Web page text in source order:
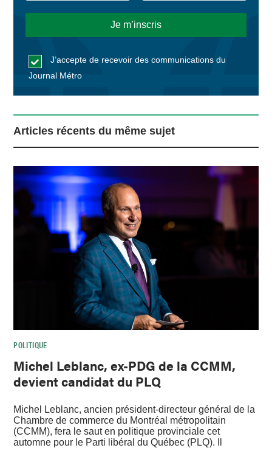
J’accepte de recevoir des communications du
Journal Métro
Articles récents du même sujet
POLITIQUE
Michel Leblanc, ex-PDG de la CCMM,
devient candidat du PLQ
Michel Leblanc, ancien président-directeur général de la
Chambre de commerce du Montréal métropolitain
(CCMM), fera le saut en politique provinciale cet
automne pour le Parti libéral du Québec (PLQ). Il